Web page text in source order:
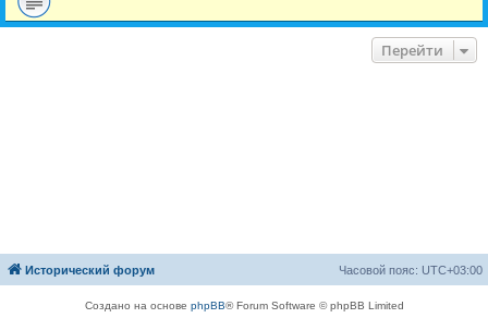
Перейти
Исторический форум Часовой пояс: UTC+03:00
Создано на основе phpBB® Forum Software © phpBB Limited